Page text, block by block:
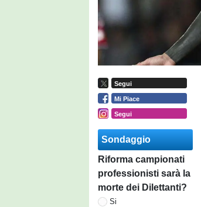
Segui
Mi Piace
Segui
Sondaggio
Riforma campionati
professionisti sarà la
morte dei Dilettanti?
Si